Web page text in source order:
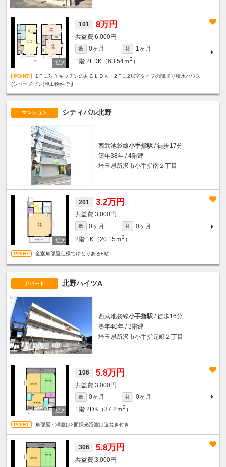
101 8万円
6,000円
敷 0ヶ月 礼
1ヶ月
1階 2LDK（63.54ｍ2 ）
1Ｆに対面キッチンのあるＬＤＫ・2Ｆに2居室タイプの間取り積水ハウス
(シャーメゾン)施工物件です
マンション シティパル北野
西武池袋線小手指駅 / 徒歩17分
築年38年 / 4階建
埼玉県所沢市小手指南２丁目
201 3.2万円
3,000円
敷 0ヶ月 礼
0ヶ月
2階 1K（20.15ｍ2 ）
全室角部屋仕様でゆとりある8帖
アパート 北野ハイツA
西武池袋線小手指駅 / 徒歩16分
築年40年 / 3階建
埼玉県所沢市小手指元町２丁目
106 5.8万円
3,000円
敷 0ヶ月 礼
0ヶ月
1階 2DK（37.2ｍ2 ）
角部屋・洋室は2面採光浴室は追焚き付き
306 5.8万円
3,000円